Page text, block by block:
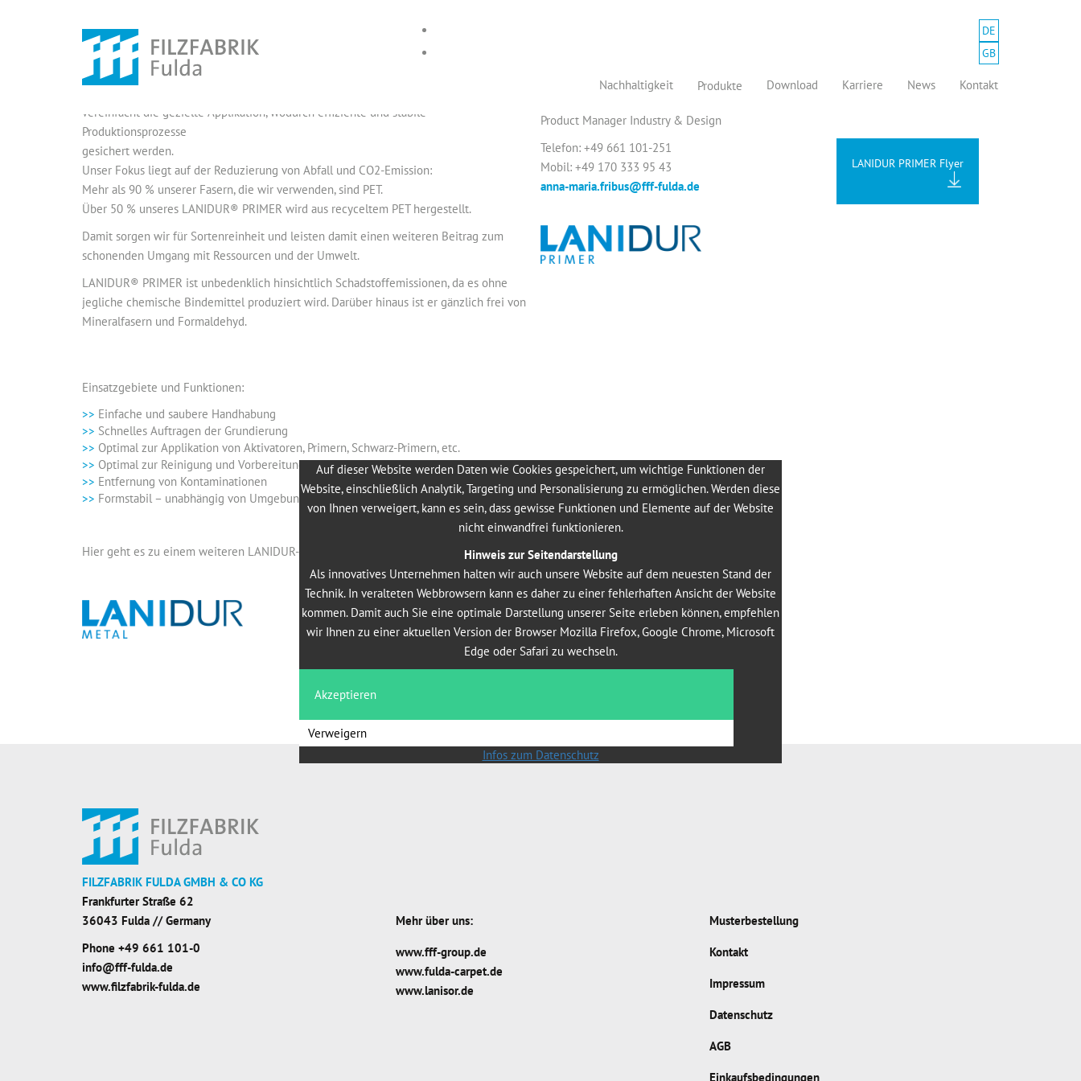
DE
GB
Nachhaltigkeit Produkte Download Karriere News Kontakt
LANIDUR® PRIMER wurde mit namenhaften Automobil-
vereinfacht die gezielte Applikation, wodurch effiziente und stabile
Produktionsprozesse
gesichert werden.
Unser Fokus liegt auf der Reduzierung von Abfall und CO2-Emission:
Mehr als 90 % unserer Fasern, die wir verwenden, sind PET.
Über 50 % unseres LANIDUR® PRIMER wird aus recyceltem PET hergestellt.
Damit sorgen wir für Sortenreinheit und leisten damit einen weiteren Beitrag zum
schonenden Umgang mit Ressourcen und der Umwelt.
LANIDUR® PRIMER ist unbedenklich hinsichtlich Schadstoffemissionen, da es ohne
jegliche chemische Bindemittel produziert wird. Darüber hinaus ist er gänzlich frei von
Mineralfasern und Formaldehyd.
Einsatzgebiete und Funktionen:
Einfache und saubere Handhabung
Schnelles Auftragen der Grundierung
Optimal zur Applikation von Aktivatoren, Primern, Schwarz-Primern, etc.
Optimal zur Reinigung und Vorbereitung
Entfernung von Kontaminationen
Formstabil – unabhängig von Umgebungseinflüssen
Hier geht es zu einem weiteren LANIDUR-Produkt:
Product Manager Industry & Design
Telefon: +49 661 101-251
Mobil: +49 170 333 95 43
anna-maria.fribus@fff-fulda.de
LANIDUR PRIMER Flyer
FILZFABRIK FULDA GMBH & CO KG
Frankfurter Straße 62
36043 Fulda // Germany
Phone +49 661 101-0
info@fff-fulda.de
www.filzfabrik-fulda.de
Mehr über uns:
www.fff-group.de
www.fulda-carpet.de
www.lanisor.de
Musterbestellung
Kontakt
Impressum
Datenschutz
AGB
Einkaufsbedingungen
Auf dieser Website werden Daten wie Cookies gespeichert, um wichtige Funktionen der
Website, einschließlich Analytik, Targeting und Personalisierung zu ermöglichen. Werden diese
von Ihnen verweigert, kann es sein, dass gewisse Funktionen und Elemente auf der Website
nicht einwandfrei funktionieren.
Hinweis zur Seitendarstellung
Als innovatives Unternehmen halten wir auch unsere Website auf dem neuesten Stand der
Technik. In veralteten Webbrowsern kann es daher zu einer fehlerhaften Ansicht der Website
kommen. Damit auch Sie eine optimale Darstellung unserer Seite erleben können, empfehlen
wir Ihnen zu einer aktuellen Version der Browser Mozilla Firefox, Google Chrome, Microsoft
Edge oder Safari zu wechseln.
Akzeptieren
Verweigern
Infos zum Datenschutz